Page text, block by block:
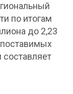
по итогам
до 2,23
составляет